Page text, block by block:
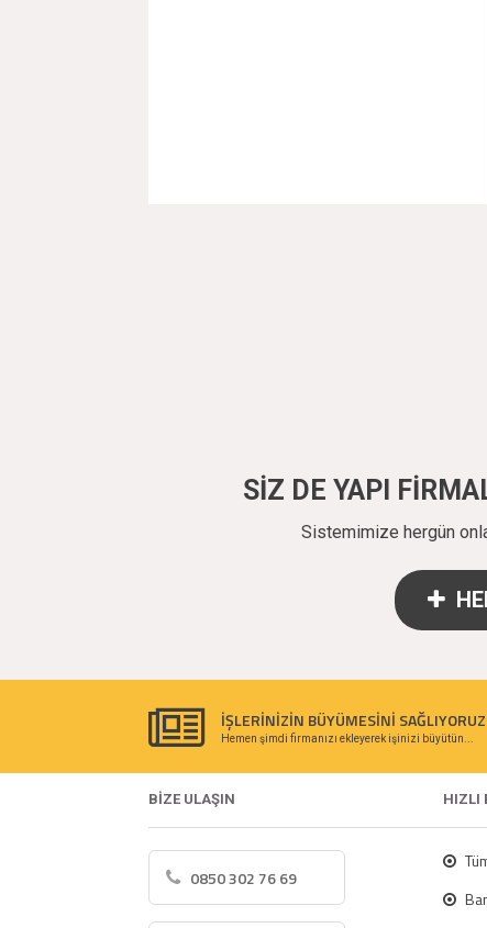
SİZ DE YAPI
Sistemimize hergün
İŞLERİNİZİN BÜYÜMESİNİ
Hemen şimdi firmanızı ekleyerek işinizi büyütün...
BİZE ULAŞIN HIZLI
0850 302 76 69